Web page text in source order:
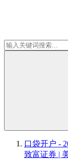
口袋开户 -
致富证券 |